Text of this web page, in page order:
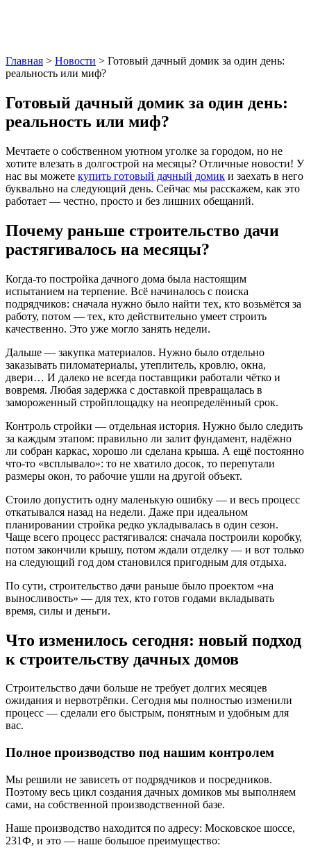
Главная > Новости > Готовый дачный домик за один день:
реальность или миф?
Готовый дачный домик за один день:
реальность или миф?
Мечтаете о собственном уютном уголке за городом, но не
хотите влезать в долгострой на месяцы? Отличные новости! У
нас вы можете купить готовый дачный домик и заехать в него
буквально на следующий день. Сейчас мы расскажем, как это
работает — честно, просто и без лишних обещаний.
Почему раньше строительство дачи
растягивалось на месяцы?
Когда-то постройка дачного дома была настоящим
испытанием на терпение. Всё начиналось с поиска
подрядчиков: сначала нужно было найти тех, кто возьмётся за
работу, потом — тех, кто действительно умеет строить
качественно. Это уже могло занять недели.
Дальше — закупка материалов. Нужно было отдельно
заказывать пиломатериалы, утеплитель, кровлю, окна,
двери… И далеко не всегда поставщики работали чётко и
вовремя. Любая задержка с доставкой превращалась в
замороженный стройплощадку на неопределённый срок.
Контроль стройки — отдельная история. Нужно было следить
за каждым этапом: правильно ли залит фундамент, надёжно
ли собран каркас, хорошо ли сделана крыша. А ещё постоянно
что-то «всплывало»: то не хватило досок, то перепутали
размеры окон, то рабочие ушли на другой объект.
Стоило допустить одну маленькую ошибку — и весь процесс
откатывался назад на недели. Даже при идеальном
планировании стройка редко укладывалась в один сезон.
Чаще всего процесс растягивался: сначала построили коробку,
потом закончили крышу, потом ждали отделку — и вот только
на следующий год дом становился пригодным для отдыха.
По сути, строительство дачи раньше было проектом «на
выносливость» — для тех, кто готов годами вкладывать
время, силы и деньги.
Что изменилось сегодня: новый подход
к строительству дачных домов
Строительство дачи больше не требует долгих месяцев
ожидания и нервотрёпки. Сегодня мы полностью изменили
процесс — сделали его быстрым, понятным и удобным для
вас.
Полное производство под нашим контролем
Мы решили не зависеть от подрядчиков и посредников.
Поэтому весь цикл создания дачных домиков мы выполняем
сами, на собственной производственной базе.
Наше производство находится по адресу: Московское шоссе,
231Ф, и это — наше большое преимущество: